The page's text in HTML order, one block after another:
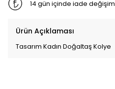
14 gün içinde iade değişim
Ürün Açıklaması
Tasarım Kadın Doğaltaş Kolye